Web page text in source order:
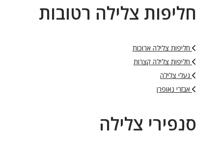
חליפות צלילה רטובות
חליפות צלילה ארוכות
חליפות צלילה קצרות
נעלי צלילה
אבזרי נאופרן
סנפירי צלילה